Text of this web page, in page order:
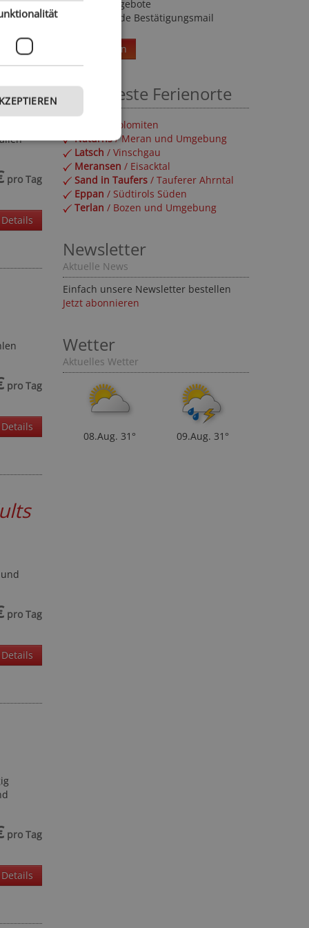
pro Tag
Details
pro Tag
Details
pro Tag
Details
pro Tag
Details
Sonderangebote
Umgehende Bestätigungsmail
Weiterlesen
Beliebteste Ferienorte
/ Dolomiten
Naturns/ Meran und Umgebung
Latsch / Vinschgau
Meransen / Eisacktal
Sand in Taufers / Tauferer Ahrntal
Eppan / Südtirols Süden
Terlan / Bozen und Umgebung
Newsletter
Aktuelle News
Einfach unsere Newsletter bestellen
Jetzt abonnieren
Wetter
Aktuelles Wetter
08.Aug. 31° 09.Aug. 31°